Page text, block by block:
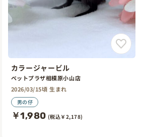
カラージャービル
ペットプラザ相模原小山店
2026/03/15頃 生まれ
男の仔
￥1,980 (税込￥2,178)